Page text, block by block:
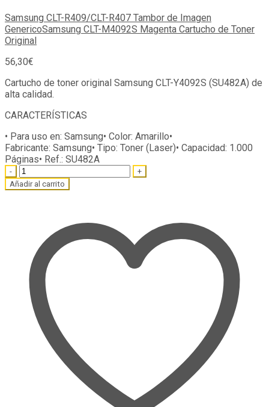
Samsung CLT-R409/CLT-R407 Tambor de Imagen
GenericoSamsung CLT-M4092S Magenta Cartucho de Toner
Original
56,30€
Cartucho de toner original Samsung CLT-Y4092S (SU482A) de
alta calidad.
CARACTERÍSTICAS
• Para uso en: Samsung• Color: Amarillo•
Fabricante: Samsung• Tipo: Toner (Laser)• Capacidad: 1.000
Páginas• Ref.: SU482A
Quantity
Añadir al carrito